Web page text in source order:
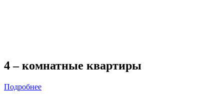
4 – комнатные квартиры
Подробнее